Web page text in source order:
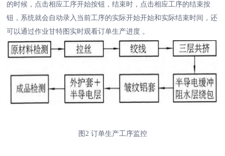
的时候，点击相应工序开始按钮，结束时，点击相应工序的结束按
钮，系统就会自动录入当前工序的实际开始开始和实际结束时间，还
可以通过作业甘特图实时观看订单生产进度 。
图2 订单生产工序监控